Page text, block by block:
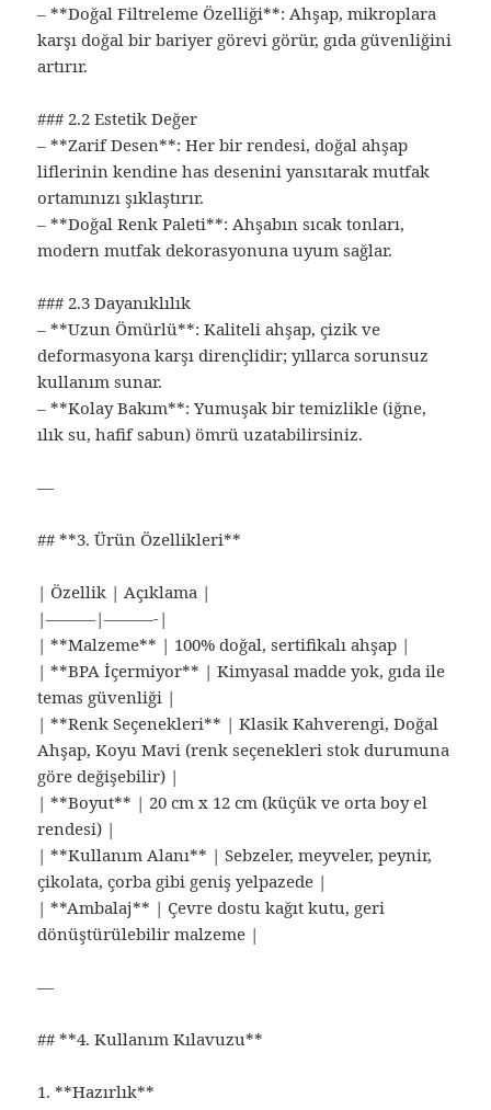
– **Doğal Filtreleme Özelliği**: Ahşap, mikroplara
karşı doğal bir bariyer görevi görür, gıda güvenliğini
artırır.
### 2.2 Estetik Değer
– **Zarif Desen**: Her bir rendesi, doğal ahşap
liflerinin kendine has desenini yansıtarak mutfak
ortamınızı şıklaştırır.
– **Doğal Renk Paleti**: Ahşabın sıcak tonları,
modern mutfak dekorasyonuna uyum sağlar.
### 2.3 Dayanıklılık
– **Uzun Ömürlü**: Kaliteli ahşap, çizik ve
deformasyona karşı dirençlidir; yıllarca sorunsuz
kullanım sunar.
– **Kolay Bakım**: Yumuşak bir temizlikle (iğne,
ılık su, hafif sabun) ömrü uzatabilirsiniz.
—
## **3. Ürün Özellikleri**
| Özellik | Açıklama |
|———|———-|
| **Malzeme** | 100% doğal, sertifikalı ahşap |
| **BPA İçermiyor** | Kimyasal madde yok, gıda ile
temas güvenliği |
| **Renk Seçenekleri** | Klasik Kahverengi, Doğal
Ahşap, Koyu Mavi (renk seçenekleri stok durumuna
göre değişebilir) |
| **Boyut** | 20 cm x 12 cm (küçük ve orta boy el
rendesi) |
| **Kullanım Alanı** | Sebzeler, meyveler, peynir,
çikolata, çorba gibi geniş yelpazede |
| **Ambalaj** | Çevre dostu kağıt kutu, geri
dönüştürülebilir malzeme |
—
## **4. Kullanım Kılavuzu**
1. **Hazırlık**